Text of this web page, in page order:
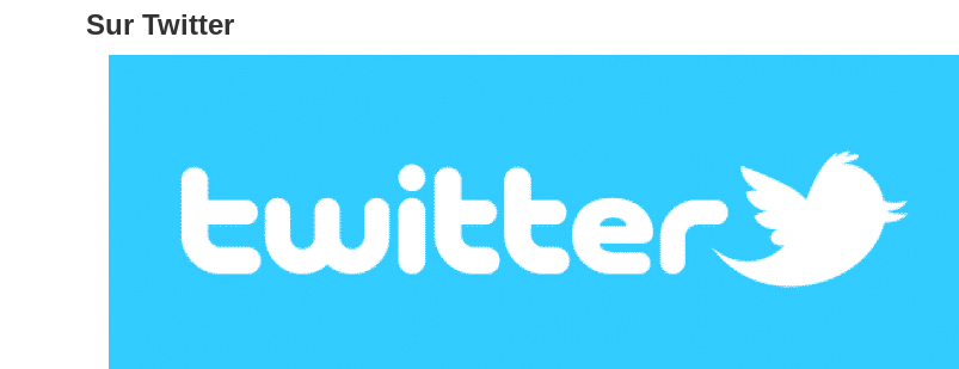
Sur Twitter